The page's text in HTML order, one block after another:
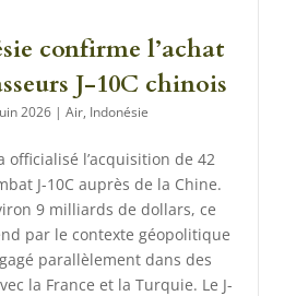
confirme l’achat
J-10C chinois
2026 |Air, Indonésie
officialisé l’acquisition de 42
J-10C auprès de la Chine.
9 milliards de dollars, ce
par le contexte géopolitique
parallèlement dans des
la France et la Turquie. Le J-